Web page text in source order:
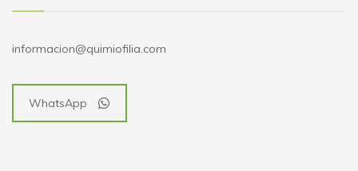
informacion@quimiofilia.com
WhatsApp